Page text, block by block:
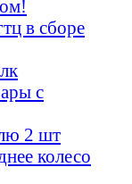
в сборе
с
2 шт
колесо